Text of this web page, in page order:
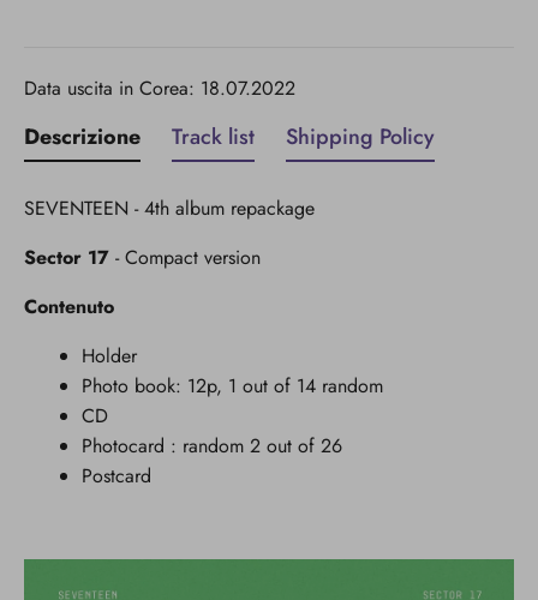
Data uscita in Corea: 18.07.2022
Descrizione
SEVENTEEN - 4th album repackage
Sector 17 - Compact version
Contenuto
Holder
Photo book: 12p, 1 out of 14 random
CD
Photocard : random 2 out of 26
Postcard
Track list Shipping Policy